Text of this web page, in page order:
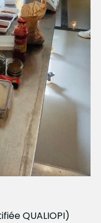
QUALIOPI)